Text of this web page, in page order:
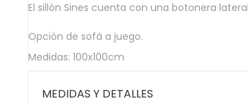
El sillón Sines cuenta con una botonera
Opción de sofá a juego.
Medidas: 100x100cm
MEDIDAS Y DETALLES